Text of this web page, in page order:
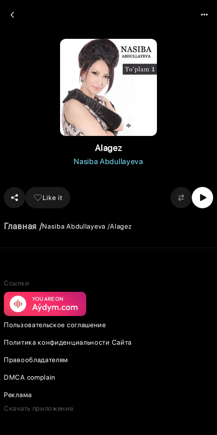
Alagez
Nasiba Abdullayeva
Like it
Главная Nasiba Abdullayeva Alagez
Ссылки
Пользовательское соглашение
Политика конфиденциальности Сайта
Правообладателям
DMCA complain
Реклама
Скачать приложение